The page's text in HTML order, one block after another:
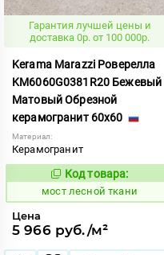
Гарантия лучшей цены и
доставка 0р. от 100 000р.
Kerama Marazzi Роверелла
KM6060G0381R20 Бежевый
Матовый Обрезной
керамогранит 60x60
Материал:
Керамогранит
1021480
Код товара:
мост лесной ткани
Цена
5 966 руб./м²